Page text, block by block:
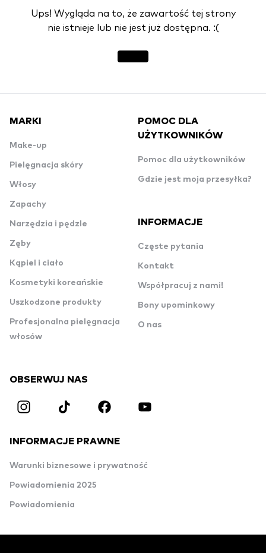
Ups! Wygląda na to, że zawartość tej strony
nie istnieje lub nie jest już dostępna. :(
MARKI
Make-up
Pielęgnacja skóry
Włosy
Zapachy
Narzędzia i pędzle
Zęby
Kąpiel i ciało
Kosmetyki koreańskie
Uszkodzone produkty
Profesjonalna pielęgnacja
włosów
POMOC DLA
UŻYTKOWNIKÓW
Pomoc dla użytkowników
Gdzie jest moja przesyłka?
INFORMACJE
Częste pytania
Kontakt
Współpracuj z nami!
Bony upominkowy
O nas
OBSERWUJ NAS
INFORMACJE PRAWNE
Warunki biznesowe i prywatność
Powiadomienia 2025
Powiadomienia